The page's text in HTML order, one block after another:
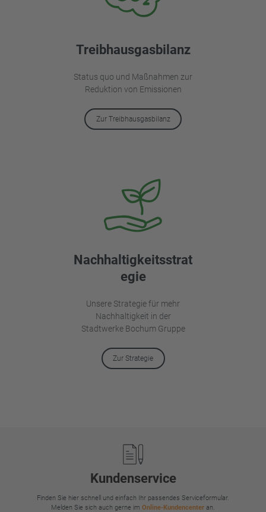
Treibhausgasbilanz
Status quo und Maßnahmen zur
Reduktion von Emissionen
Zur Treibhausgasbilanz
Nachhaltigkeitsstrat
egie
Unsere Strategie für mehr
Nachhaltigkeit in der
Stadtwerke Bochum Gruppe
Zur Strategie
Kundenservice
Finden Sie hier schnell und einfach Ihr passendes Serviceformular.
Melden Sie sich auch gerne im Online-Kundencenter an.